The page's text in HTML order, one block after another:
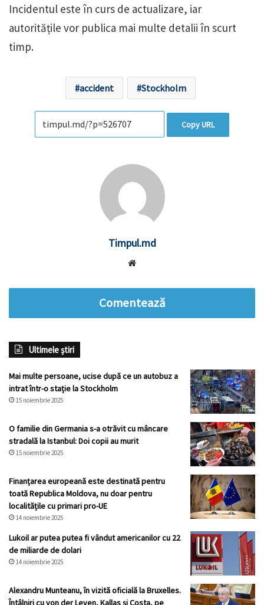
Incidentul este în curs de actualizare, iar
autoritățile vor publica mai multe detalii în scurt
timp.
accident Stockholm
Copy URL
Timpul.md
Comentează
Ultimele știri
Mai multe persoane, ucise după ce un autobuz a
intrat într-o stație la Stockholm
15 noiembrie 2025
O familie din Germania s-a otrăvit cu mâncare
stradală la Istanbul: Doi copii au murit
15 noiembrie 2025
Finanțarea europeană este destinată pentru
toată Republica Moldova, nu doar pentru
localitățile cu primari pro-UE
14 noiembrie 2025
Lukoil ar putea putea fi vândut americanilor cu 22
de miliarde de dolari
14 noiembrie 2025
Alexandru Munteanu, în vizită oficială la Bruxelles.
Întâlniri cu von der Leyen, Kallas și Costa, pe